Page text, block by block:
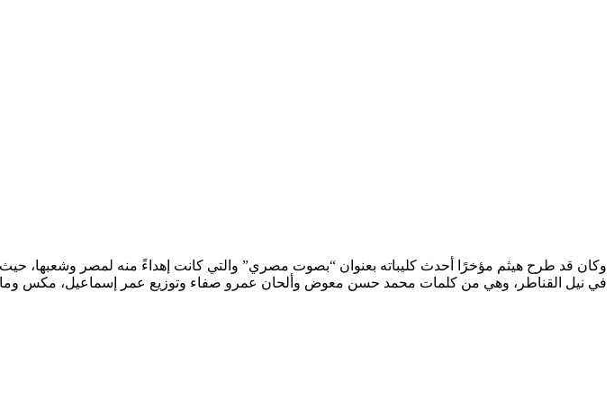
وكان قد طرح هيثم مؤخرًا أحدث كليباته بعنوان “بصوت مصري” والتي كانت إهداءً منه لمصر وشعبها، حيث
في نيل القناطر، وهي من كلمات محمد حسن معوض وألحان عمرو صفاء وتوزيع عمر إسماعيل، مكس